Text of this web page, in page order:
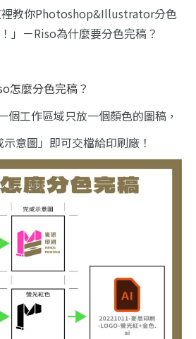
裡教你Photoshop&Illustrator分色
」－Riso為什麼要分色完稿？
怎麼分色完稿？
工作區域只放一個顏色的圖稿，
意圖」即可交檔給印刷廠！